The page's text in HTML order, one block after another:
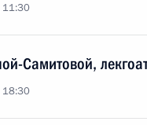
11:30
Самитовой,
18:30